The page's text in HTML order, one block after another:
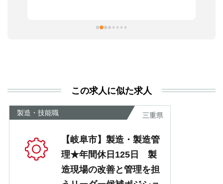
が
この求人に似た求人
製造・技能職 三重県
【岐阜市】製造・製造管
理★年間休日125日 製
造現場の改善と管理を担